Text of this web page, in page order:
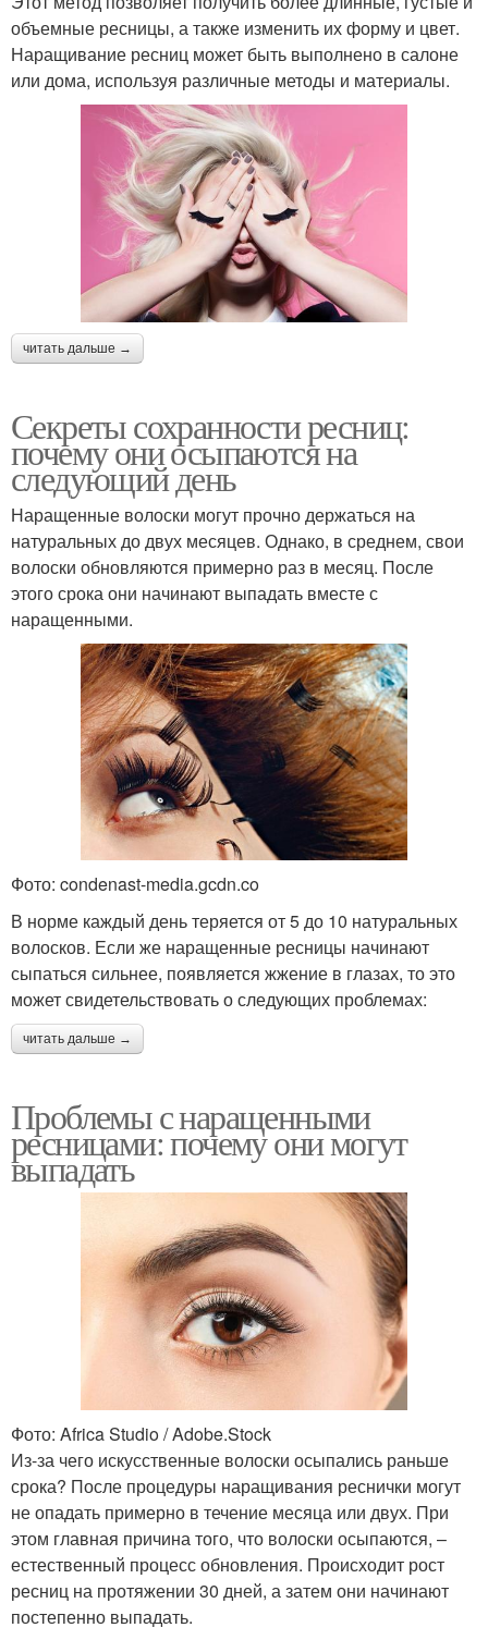
объемные ресницы, а также изменить их форму и цвет.
Наращивание ресниц может быть выполнено в салоне
или дома, используя различные методы и материалы.
читать дальше →
Секреты сохранности ресниц:
почему они осыпаются на
следующий день
Наращенные волоски могут прочно держаться на
натуральных до двух месяцев. Однако, в среднем, свои
волоски обновляются примерно раз в месяц. После
этого срока они начинают выпадать вместе с
наращенными.
Фото: condenast-media.gcdn.co
В норме каждый день теряется от 5 до 10 натуральных
волосков. Если же наращенные ресницы начинают
сыпаться сильнее, появляется жжение в глазах, то это
может свидетельствовать о следующих проблемах:
читать дальше →
Проблемы с наращенными
ресницами: почему они могут
выпадать
Фото: Africa Studio / Adobe.Stock
Из-за чего искусственные волоски осыпались раньше
срока? После процедуры наращивания реснички могут
не опадать примерно в течение месяца или двух. При
этом главная причина того, что волоски осыпаются, –
естественный процесс обновления. Происходит рост
ресниц на протяжении 30 дней, а затем они начинают
постепенно выпадать.